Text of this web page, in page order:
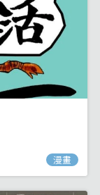
漫畫